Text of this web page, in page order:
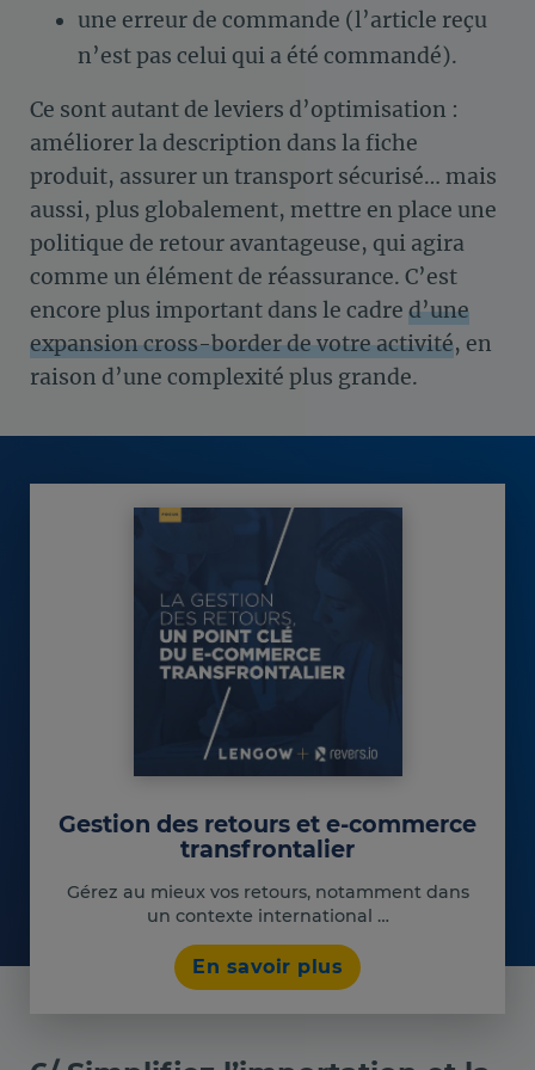
une erreur de commande (l’article reçu
n’est pas celui qui a été commandé).
Ce sont autant de leviers d’optimisation :
améliorer la description dans la fiche
produit, assurer un transport sécurisé… mais
aussi, plus globalement, mettre en place une
politique de retour avantageuse, qui agira
comme un élément de réassurance. C’est
encore plus important dans le cadre d’une
expansion cross-border de votre activité, en
raison d’une complexité plus grande.
Gestion des retours et e-commerce
transfrontalier
Gérez au mieux vos retours, notamment dans
un contexte international …
En savoir plus